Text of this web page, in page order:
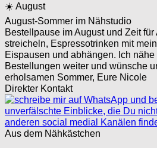
☀️ August
August-Sommer im Nähstudio
Bestellpause im August und Zeit
streicheln, Espressotrinken mit
Eispausen und abhängen. Ich
Bestellungen weiter und wünsche
erholsamen Sommer, Eure Nicole
Direkter Kontakt
Aus dem Nähkästchen